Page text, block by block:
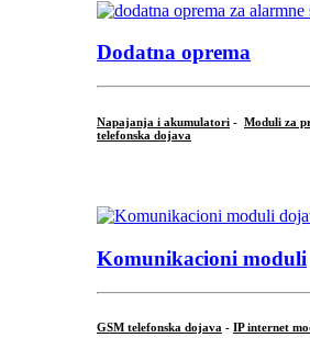
Dodatna oprema
Napajanja i akumulatori - Moduli za
telefonska dojava
Komunikacioni moduli
GSM telefonska dojava - IP internet